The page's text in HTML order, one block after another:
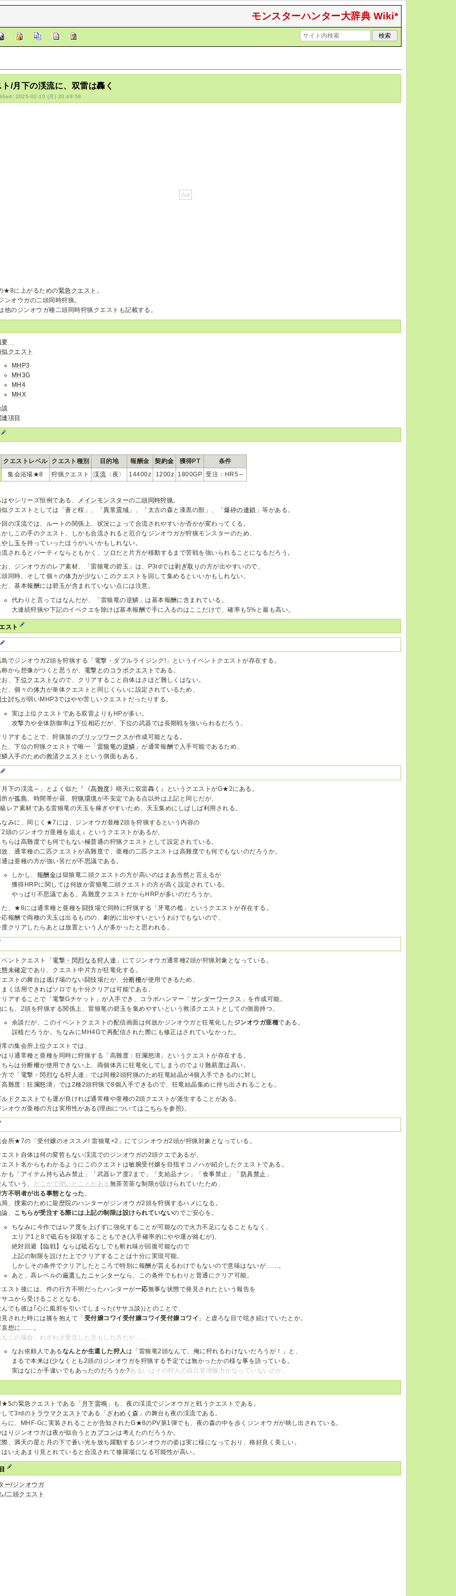
モンスターハンター大辞典 Wiki*
/月下の渓流に、双雷は轟く
2025-02-10 (月) 20:49:58
★8に上がるための緊急クエスト 。
ンオウガの二頭同時狩猟。
他のジンオウガ種二頭同時狩猟クエストも記載する。
要
似クエスト
MHP3
MH3G
MH4
MHX
談
連項目
クエストレベル クエスト種別 目的地 報酬金 契約金 獲得PT
条件
集会浴場★8
狩猟クエスト 渓流 〈夜〉 14400z 1200z 1800GP 受注：HR5～
はやシリーズ恒例である、 メインモンスターの二頭同時狩猟 。
似クエストとしては「蒼と桜」、「異常震域 」、「太古の森と漆黒の獣」、「爆砕の連鎖 」等がある。
回の渓流では、ルートの関係上、状況によって合流されやすいか否かが変わってくる。
かしこの手のクエスト、しかも合流されると厄介なジンオウガが狩猟モンスターのため、
やし玉 を持っていったほうがいいかもしれない。
流されるとパーティならともかく、 ソロだと片方が移動するまで苦戦を強いられることになるだろう。
お、ジンオウガのレア素材、「雷狼竜の碧玉」は、P3rdでは剥ぎ取りの方が出やすいので、
頭同時、そして個々の体力が少ないこのクエストを回して集めるといいかもしれない。
だ、基本報酬には碧玉が含まれていない点には注意。
代わりと言ってはなんだが、「雷狼竜の逆鱗」は基本報酬に含まれている。
大連続狩猟や下記のイベクエを除けば基本報酬で手に入るのはここだけで、確率も5%と最も高い。
スト
島でジンオウガ2頭を狩猟する「電撃・ダブルライジング!」というイベントクエストが存在する。
称から想像がつくと思うが、 電撃とのコラボクエストである。
お、下位クエストなので、クリアすること自体はさほど難しくはない。
だ、個々の体力が単体クエストと同じくらいに設定されているため、
士討ちが弱いMHP3ではやや苦しいクエストだったりする。
実は上位クエストである双雷よりもHPが多い。
攻撃力や全体防御率は下位相応だが、下位の武器では長期戦を強いられるだろう。
リアすることで、狩猟笛のブリッツワークスが作成可能となる。
た、下位の狩猟クエストで唯一「 雷狼竜の逆鱗 」が通常報酬で入手可能であるため、
鱗入手のための救済クエスト という側面もある。
月下の渓流～」とよく似た『《高難度》晴天に双雷轟く』というクエストがG★2にある。
所が孤島、時間帯が昼、 狩猟環境が不安定である点以外は上記と同じだが、
レア素材である雷狼竜の天玉を稼ぎやすいため、天玉集めにしばしば利用される。
なみに、同じく★7には、ジンオウガ亜種2頭を狩猟するという内容の
2頭のジンオウガ亜種を追え』というクエストがあるが、
ちらは高難度でも何でもない極普通の狩猟クエストとして設定されている。
故、通常種の二匹クエストが高難度で、亜種の二匹クエストは高難度でも何でもないのだろうか。
通は亜種の方が強い筈だが不思議である。
しかし、 報酬金は獄狼竜二頭クエストの方が高いのはまあ当然と言えるが
獲得HRPに関しては何故か雷狼竜二頭クエストの方が高く設定されている。
やっぱり不思議である。高難度クエストだからHRPが多いのだろうか。
た、★8には通常種と亜種を闘技場で同時に狩猟する「牙竜の檻」というクエストが存在する。
応報酬で両種の天玉は出るものの、劇的に出やすいというわけでもないので、
度クリアしたらあとは放置という人が多かったと思われる。
ベントクエスト「電撃・閃烈なる狩人達 」にてジンオウガ通常種2頭が狩猟対象となっている。
態未確定であり、クエスト中片方が狂竜化する。
エストの舞台は逃げ場のない闘技場だが、 分断柵が使用できるため、
まく活用できればソロでも十分クリアは可能である。
リアすることで「電撃Gチケット」が入手でき、コラボハンマー「サンダーワークス 」を作成可能。
にも、2頭を狩猟する関係上、雷狼竜の碧玉を集めやすいという救済クエストとしての側面持つ。
余談だが、このイベントクエストの配信画面は何故かジンオウガと狂竜化した ジンオウガ亜種である。
誤植だろうか。ちなみにMH4Gで再配信された際にも修正はされていなかった。
常の集会所上位クエストでは、
はり通常種と亜種を同時に狩猟する「高難度：狂瀾怒濤」というクエストが存在する。
ちらは分断柵が使用できない上、両個体共に狂竜化してしまうのでより難易度は高い。
方で「電撃・閃烈なる狩人達」では同種2頭狩猟のため狂竜結晶が4個入手できるのに対し
高難度：狂瀾怒濤」では2種2頭狩猟で8個入手できるので、狂竜結晶集めに持ち出されることも。
ルドクエストでも運が良ければ通常種や亜種の2頭クエストが派生することがある。
ンオウガ亜種の方は実用性がある(理由については こちら を参照)。
会所★7の「受付嬢のオススメ! 雷狼竜×2」にてジンオウガ2頭が狩猟対象となっている。
エスト自体は何の変哲もない渓流でのジンオウガの2頭クエであるが、
エスト名からもわかるようにこのクエストは敏腕受付嬢を目指すコノハが紹介したクエストである。
かも「アイテム持ち込み禁止」「武器レア度2まで」「支給品ナシ」「食事禁止」「 防具禁止 」
んていう、
どこかで聞いたことがある 無茶苦茶な制限が設けられていたため、
方不明者が出る事態となった 。
局、捜索のために龍歴院のハンターがジンオウガ2頭を狩猟するハメになる。
、 こちらが受注する際には上記の制限は設けられていないのでご安心を。
ちなみに今作ではレア度を上げずに強化することが可能なので火力不足になることもなく、
エリア1と8で砥石を採取することもでき(入手確率的にやや運が絡むが)、
絶対回避【臨戦】ならば砥石なしでも斬れ味が回復可能なので
上記の制限を設けた上でクリアすることは十分に実現可能。
しかしその条件でクリアしたところで特別に報酬が貰えるわけでもないので意味はないが……。
あと、高レベルの厳選したニャンターなら、この条件でもわりと普通にクリア可能。
エスト後には、件の行方不明だったハンターが一応無事な状態で発見されたという報告を
サユから受けることとなる。
んでも彼は｢心に風邪を引いてしまった(ササユ談)｣とのことで、
見された時には膝を抱えて「 受付嬢コワイ受付嬢コワイ受付嬢コワイ 」と虚ろな目で呟き続けていたとか。
哀想に……。
もこの場合、わざわざ受注した方もした方だが……
なお依頼人であるなんとか生還した狩人は「雷狼竜2頭なんて、俺に狩れるわけないだろうが！」と、
まるで本来は(少なくとも2頭の)ジンオウガを狩猟する予定では無かったかの様な事を語っている。
実はなにか手違いでもあったのだろうか?あるいはその狩人の自己管理能力がなっていないのか。
★5の緊急クエストである「 月下雷鳴 」も、夜の渓流でジンオウガと戦うクエストである。
して3rdの トラウマクエストである「ざわめく森 」の舞台も夜の渓流である。
らに、MHF-Gに実装されることが告知されたG★8のPV第1弾でも、夜の森の中を歩くジンオウガが映し出されている。
はりジンオウガは夜が似合うと カプコンは考えたのだろうか。
際、満天の星と月の下で蒼い光を放ち躍動するジンオウガの姿は実に様になっており、格好良く美しい。
はいえあまり見とれていると合流されて修羅場になる可能性が高い。
ー/ジンオウガ
/二頭クエスト